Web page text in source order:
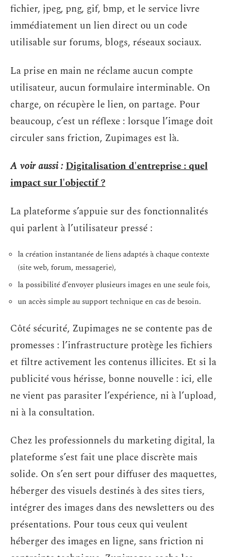
fichier, jpeg, png, gif, bmp, et le service livre
immédiatement un lien direct ou un code
utilisable sur forums, blogs, réseaux sociaux.
La prise en main ne réclame aucun compte
utilisateur, aucun formulaire interminable. On
charge, on récupère le lien, on partage. Pour
beaucoup, c’est un réflexe : lorsque l’image doit
circuler sans friction, Zupimages est là.
A voir aussi :Digitalisation d'entreprise : quel
impact sur l'objectif ?
La plateforme s’appuie sur des fonctionnalités
qui parlent à l’utilisateur pressé :
la création instantanée de liens adaptés à chaque contexte
(site web, forum, messagerie),
la possibilité d’envoyer plusieurs images en une seule fois,
un accès simple au support technique en cas de besoin.
Côté sécurité, Zupimages ne se contente pas de
promesses : l’infrastructure protège les fichiers
et filtre activement les contenus illicites. Et si la
publicité vous hérisse, bonne nouvelle : ici, elle
ne vient pas parasiter l’expérience, ni à l’upload,
ni à la consultation.
Chez les professionnels du marketing digital, la
plateforme s’est fait une place discrète mais
solide. On s’en sert pour diffuser des maquettes,
héberger des visuels destinés à des sites tiers,
intégrer des images dans des newsletters ou des
présentations. Pour tous ceux qui veulent
héberger des images en ligne, sans friction ni